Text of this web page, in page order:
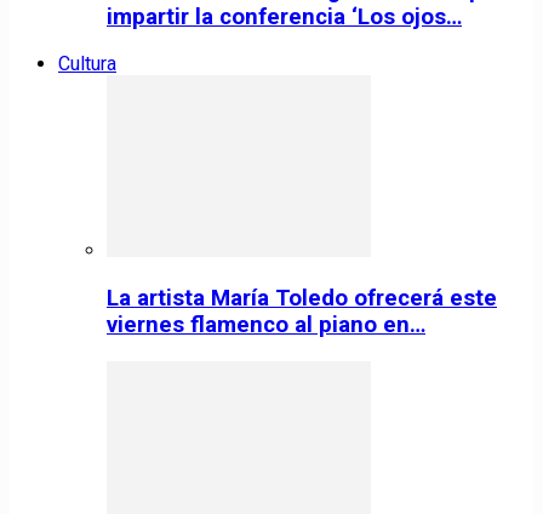
impartir la conferencia ‘Los ojos…
Cultura
La artista María Toledo ofrecerá este
viernes flamenco al piano en…